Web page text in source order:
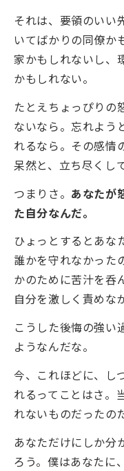
それは、要領のいい
いてばかりの同僚か
家かもしれないし、
かもしれない。
たとえちょっぴりの
ないなら。忘れよう
れるなら。その感情
呆然と、立ち尽くし
つまりさ。 あなたが
た自分なんだ。
ひょっとするとあな
誰かを守れなかった
かのために苦汁を呑
自分を激しく責めな
こうした後悔の強い
ようなんだな。
今、これほどに、し
れるってことはさ。
れないものだったの
あなただけにしか分
ろう。僕はあなたに